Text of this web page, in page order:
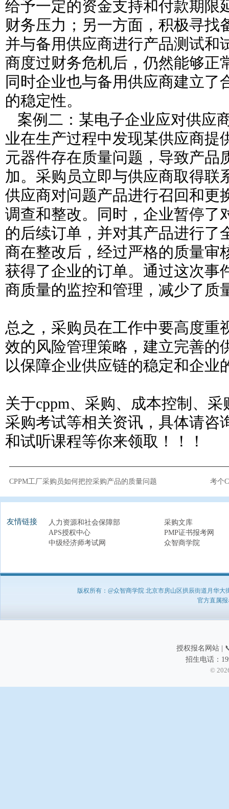
给予一定的资金支持和付款期限
财务压力；另一方面，积极寻找
并与备用供应商进行产品测试和
商度过财务危机后，仍然能够正
同时企业也与备用供应商建立了
的稳定性。
案例二：某电子企业应对供应
业在生产过程中发现某供应商提
元器件存在质量问题，导致产品
加。采购员立即与供应商取得联
供应商对问题产品进行召回和更
调查和整改。同时，企业暂停了
的后续订单，并对其产品进行了
商在整改后，经过严格的质量审
获得了企业的订单。通过这次事
商质量的监控和管理，减少了质
总之，采购员在工作中要高度重
效的风险管理策略，建立完善的
以保障企业供应链的稳定和企业
关于cppm、采购、成本控制、
采购考试等相关资讯，具体请咨
和试听课程等你来领取！！！
CPPM工厂采购员如何把控采购产品的质量问题 考个
友情链接 人力资源和社会保障部
采购文库
APS授权中心
PMP证书报考网
中级经济师考试网
众智商学院
版权所有：@众智商学院 北京市房山区拱辰街道月华
官方直属报
授权报名网站 |
招生电话：
©